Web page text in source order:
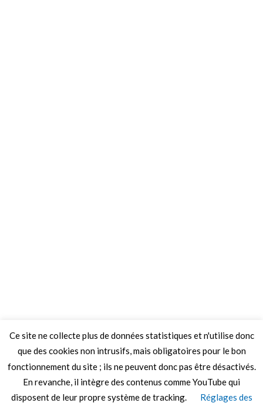
Ce site ne collecte plus de données statistiques et n'utilise donc
que des cookies non intrusifs, mais obligatoires pour le bon
fonctionnement du site ; ils ne peuvent donc pas être désactivés.
En revanche, il intègre des contenus comme YouTube qui
disposent de leur propre système de tracking.
Réglages des